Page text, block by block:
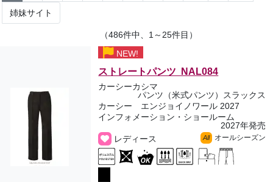
姉妹サイト
（486件中、1～25件目）
NEW!
ストレートパンツ NAL084
カーシーカシマ
パンツ（米式パンツ）スラックス
カーシー エンジョイノワール 2027
インフォメーション・ショールーム
2027年発売
レディース
All オールシーズン